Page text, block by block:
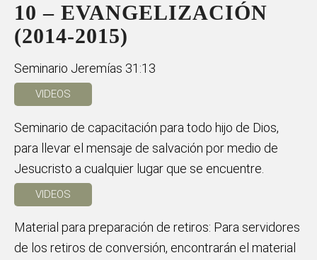
10 – EVANGELIZACIÓN
(2014-2015)
Seminario Jeremías 31:13
VIDEOS
Seminario de capacitación para todo hijo de Dios,
para llevar el mensaje de salvación por medio de
Jesucristo a cualquier lugar que se encuentre.
VIDEOS
Material para preparación de retiros: Para servidores
de los retiros de conversión, encontrarán el material